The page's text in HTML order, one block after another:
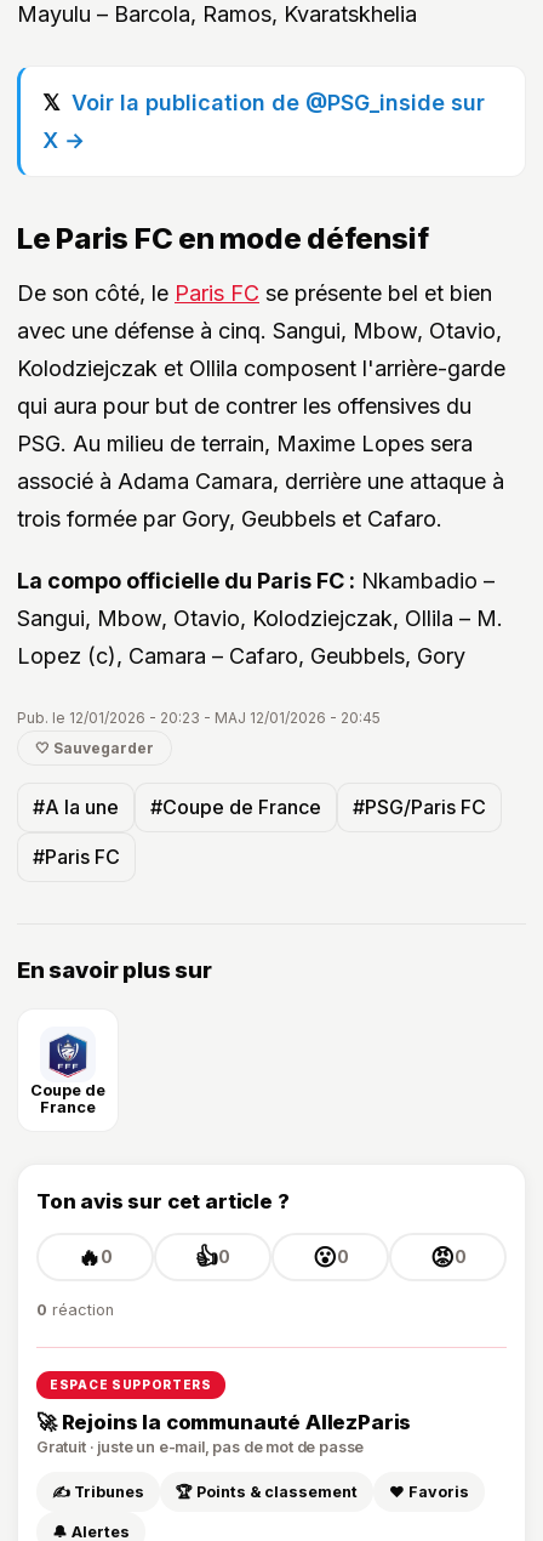
Mayulu – Barcola, Ramos, Kvaratskhelia
Voir la publication de @PSG_inside sur
X →
Le Paris FC en mode défensif
De son côté, le Paris FC se présente bel et bien
avec une défense à cinq. Sangui, Mbow, Otavio,
Kolodziejczak et Ollila composent l'arrière-garde
qui aura pour but de contrer les offensives du
PSG. Au milieu de terrain, Maxime Lopes sera
associé à Adama Camara, derrière une attaque à
trois formée par Gory, Geubbels et Cafaro.
La compo officielle du Paris FC : Nkambadio –
Sangui, Mbow, Otavio, Kolodziejczak, Ollila – M.
Lopez (c), Camara – Cafaro, Geubbels, Gory
Pub. le 12/01/2026 - 20:23 - MAJ 12/01/2026 - 20:45
🤍 Sauvegarder
#A la une #Coupe de France #PSG/Paris FC
#Paris FC
En savoir plus sur
Coupe de
France
Ton avis sur cet article ?
🔥0 👍0 😮0 😡0
0 réaction
ESPACE SUPPORTERS
🚀 Rejoins la communauté AllezParis
Gratuit · juste un e-mail, pas de mot de passe
✍️ Tribunes 🏆 Points & classement ❤️ Favoris
🔔 Alertes